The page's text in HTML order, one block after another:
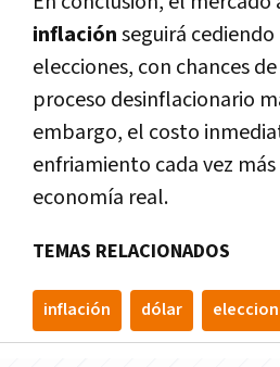
inflaciónseguirá
elecciones, con chances
proceso desinflacionario
embargo, el costo
enfriamiento cada vez
economía real.
TEMAS RELACIONADOS
inflación dólar